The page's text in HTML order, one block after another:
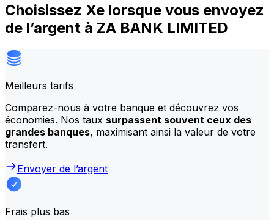
Choisissez Xe lorsque vous envoyez
de l’argent à ZA BANK LIMITED
Meilleurs tarifs
Comparez-nous à votre banque et découvrez vos
économies. Nos taux surpassent souvent ceux des
grandes banques, maximisant ainsi la valeur de votre
transfert.
Envoyer de l’argent
Frais plus bas